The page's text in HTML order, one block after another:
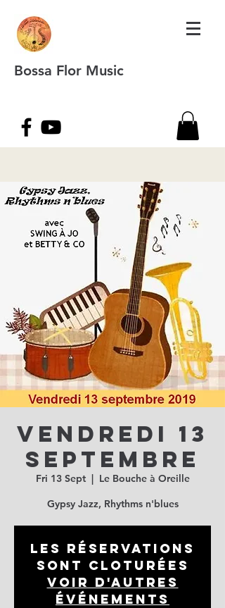
Bossa Flor Music
Vendredi 13
septembre
Fri 13 Sept
  |
Le Bouche à Oreille
Gypsy Jazz, Rhythms n'blues
Les réservations
sont cloturées
Voir d'autres
événements